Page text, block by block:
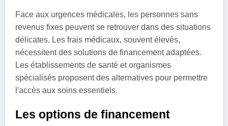
Face aux urgences médicales, les personnes sans
revenus fixes peuvent se retrouver dans des situations
délicates. Les frais médicaux, souvent élevés,
nécessitent des solutions de financement adaptées.
Les établissements de santé et organismes
spécialisés proposent des alternatives pour permettre
l'accès aux soins essentiels.
Les options de financement